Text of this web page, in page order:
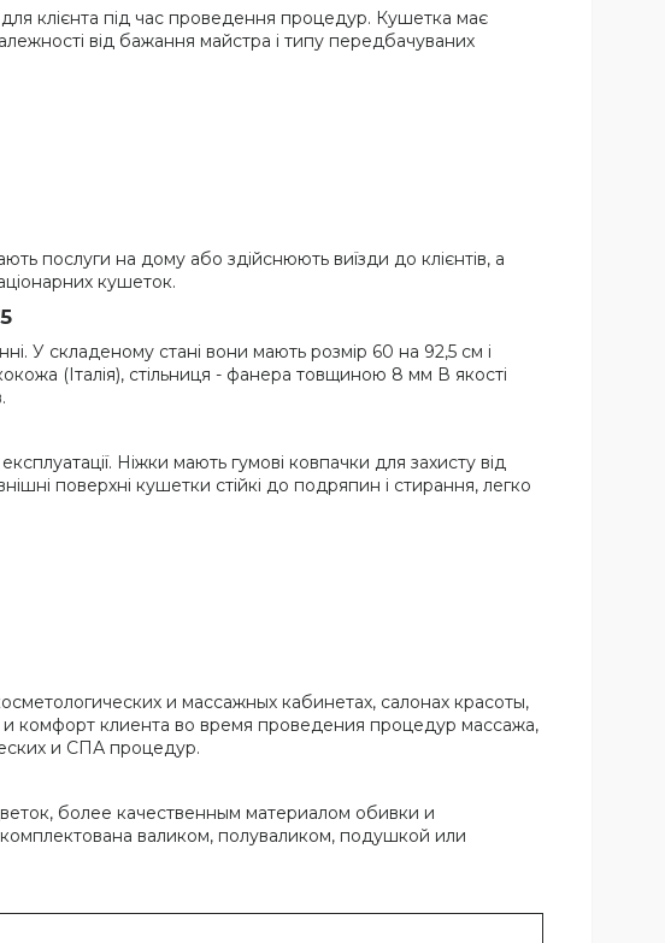
для клієнта під час проведення процедур. Кушетка має
від бажання майстра і типу передбачуваних
послуги на дому або здійснюють виїзди до клієнтів, а
кушеток.
У складеному стані вони мають розмір 60 на 92,5 см і
(Італія), стільниця - фанера товщиною 8 мм В якості
Ніжки мають гумові ковпачки для захисту від
поверхні кушетки стійкі до подряпин і стирання, легко
и массажных кабинетах, салонах красоты,
комфорт клиента во время проведения процедур массажа,
и СПА процедур.
более качественным материалом обивки и
валиком, полуваликом, подушкой или